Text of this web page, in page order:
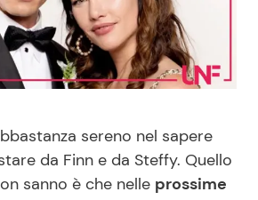
Consigli di Cucina
Dolci
Le Ricette in TV
Primi Piatti
sereno nel sapere
da Finn e da Steffy. Quello
sanno è che nelle prossime